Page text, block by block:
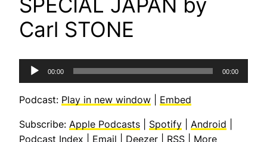
SPECIAL JAPAN by
Carl STONE
Lecteur
audio
00:00 00:00
Podcast: Play in new window Embed
Subscribe: Apple Podcasts Spotify Android
Podcast Index
Email Deezer RSS More